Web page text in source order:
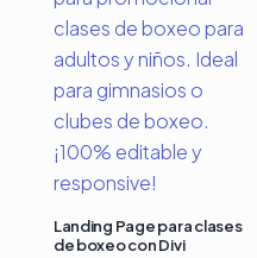
Landing Page para clases
de boxeo con Divi